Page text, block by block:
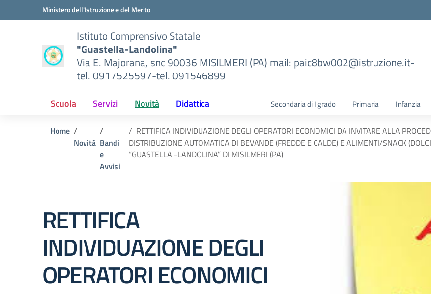
Vai ai contenuti
Vai al menu di navigazioneMinistero dell'Istruzione e del Merito
Istituto Comprensivo Statale
"Guastella-Landolina"
Via E. Majorana, snc 90036 MISILMERI (PA) mail: paic8bw002@istruzione.it-
tel. 0917525597-tel. 091546899
Scuola Servizi Novità Didattica Secondaria di I grado Primaria Infanzia
Home
Novità Bandi
e
Avvisi
RETTIFICA INDIVIDUAZIONE DEGLI OPERATORI ECONOMICI DA INVITARE ALLA
DISTRIBUZIONE AUTOMATICA DI BEVANDE (FREDDE E CALDE) E ALIMENTI/SNACK
“GUASTELLA -LANDOLINA” DI MISILMERI (PA)
RETTIFICA
INDIVIDUAZIONE DEGLI
OPERATORI ECONOMICI